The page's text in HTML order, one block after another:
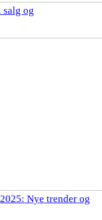
salg og
Nye trender og